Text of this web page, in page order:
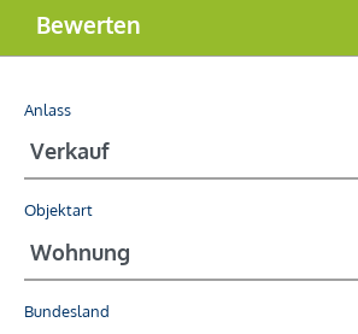
Anlass
Objektart
Bundesland
Bewerten